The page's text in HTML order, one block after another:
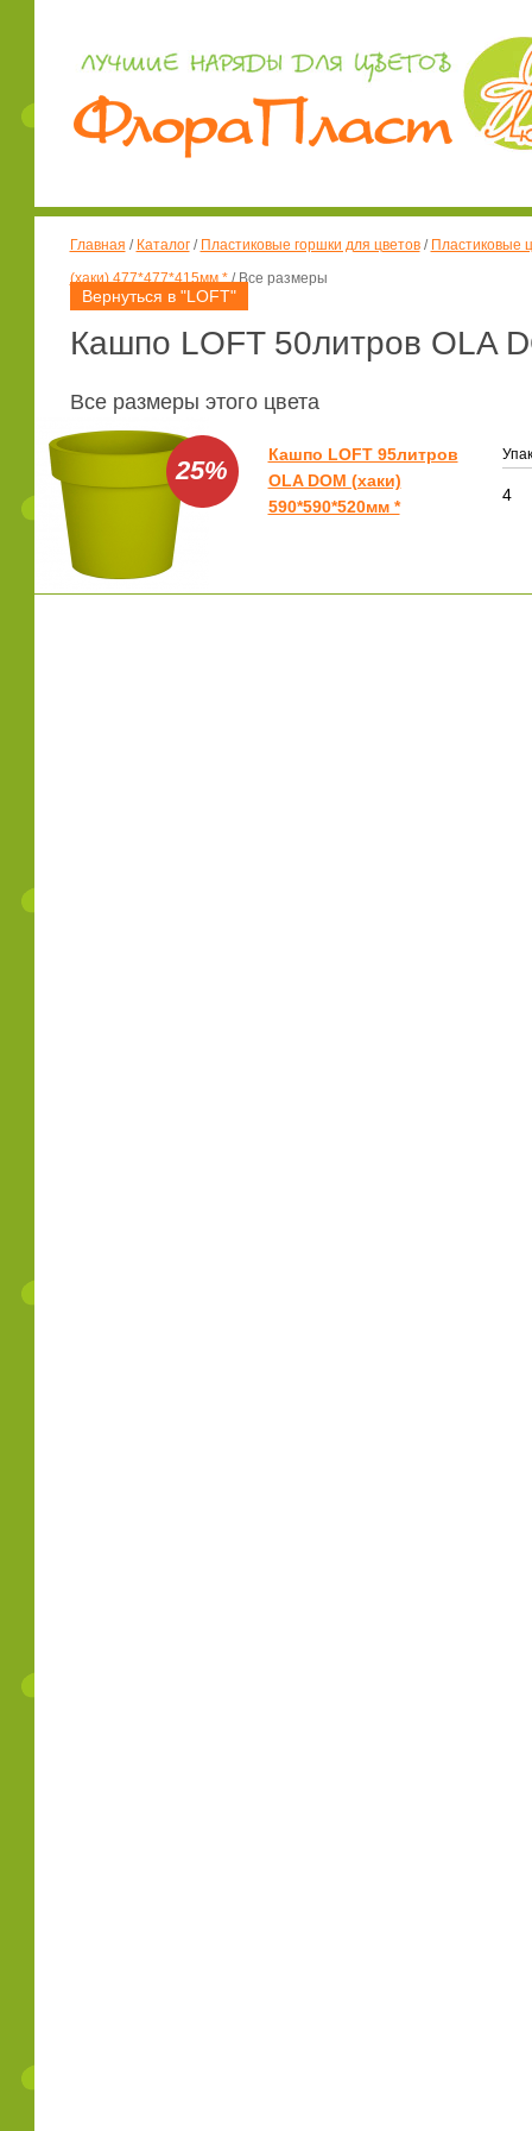
Главная / Каталог/ Пластиковые горшки для цветов/ Пластиковые
(хаки) 477*477*415мм */Все размеры
Вернуться в "LOFT"
Кашпо LOFT 50литров OLA
Все размеры этого цвета
25%
Кашпо LOFT 95литров
OLA DOM (хаки)
590*590*520мм *
4